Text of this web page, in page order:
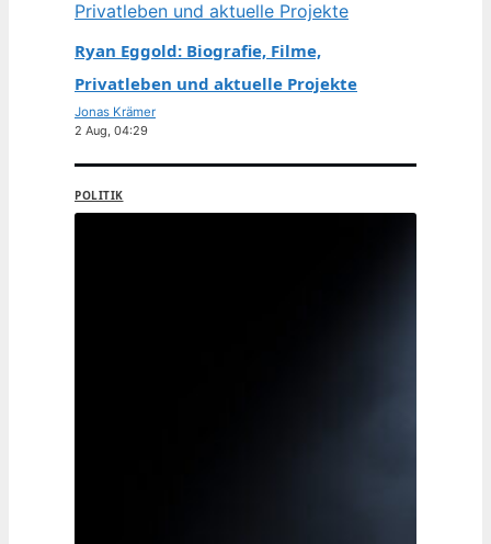
Ryan Eggold: Biografie, Filme,
Privatleben und aktuelle Projekte
Jonas Krämer
2 Aug, 04:29
POLITIK